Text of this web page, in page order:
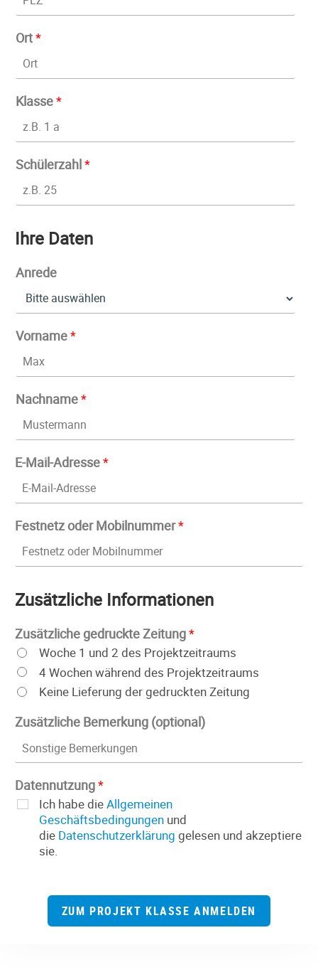
Ort*
Klasse*
Schülerzahl*
Ihre Daten
Anrede
Vorname*
Nachname*
E-Mail-Adresse*
Festnetz oder Mobilnummer*
Zusätzliche Informationen
Zusätzliche gedruckte Zeitung*
Woche 1 und 2 des Projektzeitraums
4 Wochen während des Projektzeitraums
Keine Lieferung der gedruckten Zeitung
Zusätzliche Bemerkung (optional)
Datennutzung*
Ich habe dieAllgemeinen
Geschäftsbedingungen und
die Datenschutzerklärung gelesen und akzeptiere
sie.
ZUM PROJEKT KLASSE ANMELDEN